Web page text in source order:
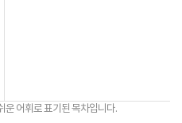
어휘로 표기된 목차입니다.